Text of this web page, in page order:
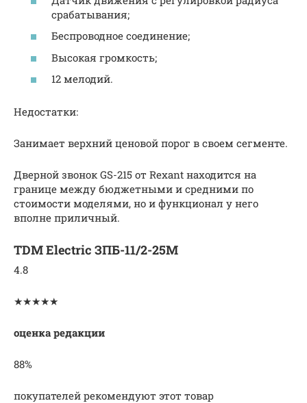
срабатывания;
Беспроводное соединение;
Высокая громкость;
12 мелодий.
Недостатки:
Занимает верхний ценовой порог в своем сегменте.
Дверной звонок GS-215 от Rexant находится на
границе между бюджетными и средними по
стоимости моделями, но и функционал у него
вполне приличный.
TDM Electric ЗПБ-11/2-25М
4.8
★★★★★
оценка редакции
88%
покупателей рекомендуют этот товар